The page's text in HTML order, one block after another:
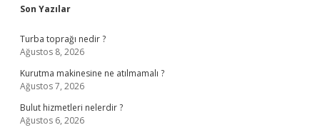
Sidebar
Son Yazılar
Turba toprağı nedir ?
Ağustos 8, 2026
Kurutma makinesine ne atılmamalı ?
Ağustos 7, 2026
Bulut hizmetleri nelerdir ?
Ağustos 6, 2026